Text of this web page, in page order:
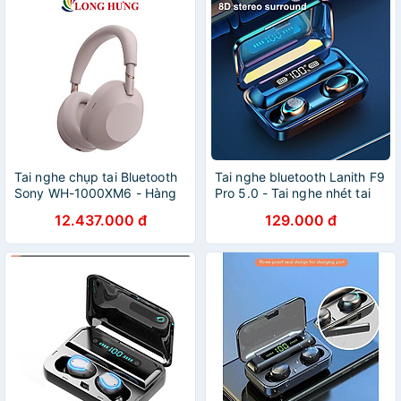
Tai nghe chụp tai Bluetooth
Sony WH-1000XM6 - Hàng
12.437.000 đ
Tai nghe bluetooth Lanith F9
Pro 5.0 - Tai nghe nhét tai
quốc tế - Âm bass êm và
sâu, chip AIC chống gây
chói tai - Thiết kế thời
nhập khẩu - TAI0F9PRO
129.000 đ